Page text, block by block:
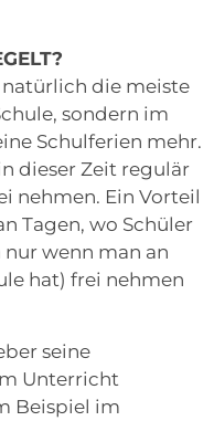
die meiste
sondern im
Schulferien mehr.
dieser Zeit regulär
nehmen. Ein Vorteil
Tagen, wo Schüler
wenn man an
hat) frei nehmen
seine
Unterricht
Beispiel im